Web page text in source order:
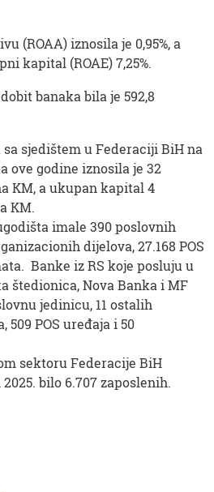
(ROAA) iznosila je 0,95%, a
kapital (ROAE) 7,25%.
banaka bila je 592,8
sjedištem u Federaciji BiH na
ove godine iznosila je 32
KM, a ukupan kapital 4
KM.
imale 390 poslovnih
dijelova, 27.168 POS
Banke iz RS koje posluju u
štedionica, Nova Banka i MF
jedinicu, 11 ostalih
POS uređaja i 50
sektoru Federacije BiH
bilo 6.707 zaposlenih.